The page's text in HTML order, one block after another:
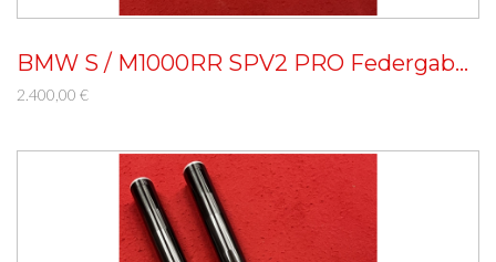
BMW S / M1000RR SPV2 PRO Federgabel Umbau
2.400,00 €